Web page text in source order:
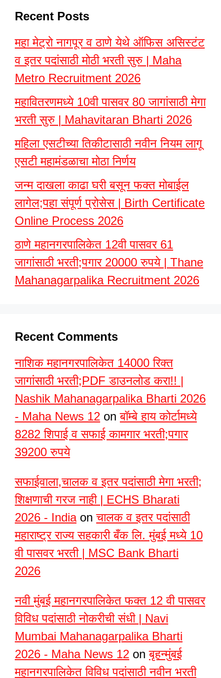
Recent Posts
महा मेट्रो नागपूर व ठाणे येथे ऑफिस असिस्टंट
व इतर पदांसाठी मोठी भरती सुरु | Maha
Metro Recruitment 2026
महावितरणमध्ये 10वी पासवर 80 जागांसाठी मेगा
भरती सुरु | Mahavitaran Bharti 2026
महिला एसटीच्या तिकीटासाठी नवीन नियम लागू
एसटी महामंडळाचा मोठा निर्णय
जन्म दाखला काढा घरी बसून फक्त मोबाईल
लागेल;पहा संपूर्ण प्रोसेस | Birth Certificate
Online Process 2026
ठाणे महानगरपालिकेत 12वी पासवर 61
जागांसाठी भरती;पगार 20000 रुपये | Thane
Mahanagarpalika Recruitment 2026
Recent Comments
नाशिक महानगरपालिकेत 14000 रिक्त
जागांसाठी भरती;PDF डाउनलोड करा!! |
Nashik Mahanagarpalika Bharti 2026
- Maha News 12 onबॉम्बे हाय कोर्टामध्ये
8282 शिपाई व सफाई कामगार भरती;पगार
39200 रुपये
सफाईवाला,चालक व इतर पदांसाठी मेगा भरती;
शिक्षणाची गरज नाही | ECHS Bharati
2026 - Indiaonचालक व इतर पदांसाठी
महाराष्ट्र राज्य सहकारी बँक लि. मुंबई मध्ये 10
वी पासवर भरती | MSC Bank Bharti
2026
नवी मुंबई महानगरपालिकेत फक्त 12 वी पासवर
विविध पदांसाठी नोकरीची संधी | Navi
Mumbai Mahanagarpalika Bharti
2026 - Maha News 12 onबृहन्मुंबई
महानगरपालिकेत विविध पदांसाठी नवीन भरती